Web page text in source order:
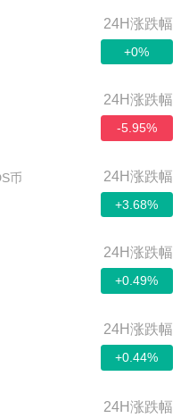
24H涨跌幅
+0%
24H涨跌幅
-5.95%
币 24H涨跌幅
+3.68%
24H涨跌幅
+0.49%
24H涨跌幅
+0.44%
24H涨跌幅